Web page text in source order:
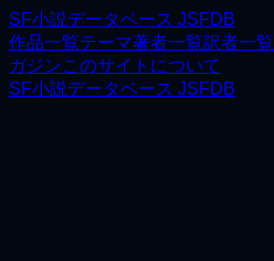
SF小説データベース JSFDB
作品一覧テーマ著者一覧訳者一覧
ガジンこのサイトについて
SF小説データベース JSFDB